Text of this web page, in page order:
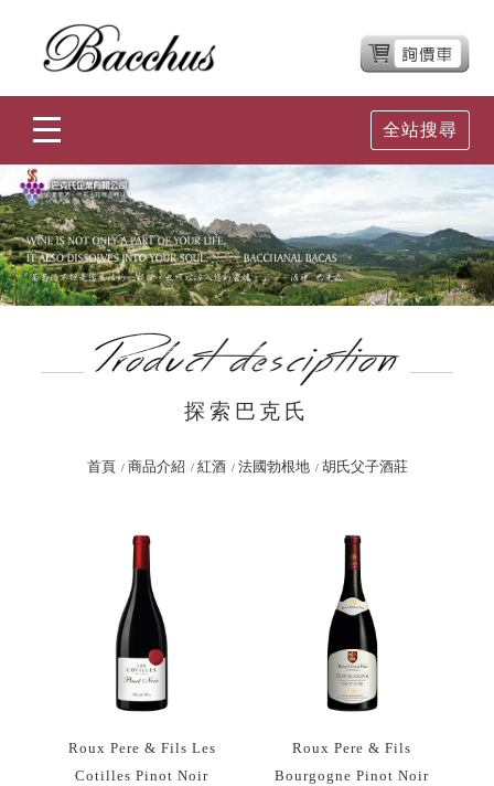
全站搜尋
探索巴克氏
首頁 商品介紹 紅酒 法國勃根地 胡氏父子酒莊
Roux Pere & Fils Les
Cotilles Pinot Noir
Roux Pere & Fils
Bourgogne Pinot Noir